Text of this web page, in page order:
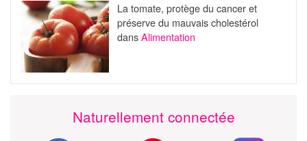
La tomate, protège du cancer et
préserve du mauvais cholestérol
dansAlimentation
Naturellement connectée